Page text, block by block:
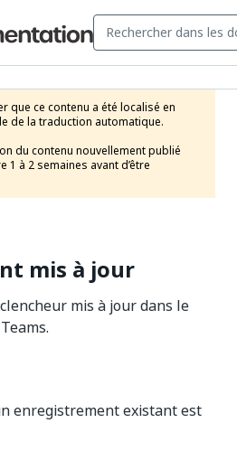
que ce contenu a été localisé en
de la traduction automatique.
du contenu nouvellement publié
1 à 2 semaines avant d’être
mis à jour
mis à jour dans le
enregistrement existant est